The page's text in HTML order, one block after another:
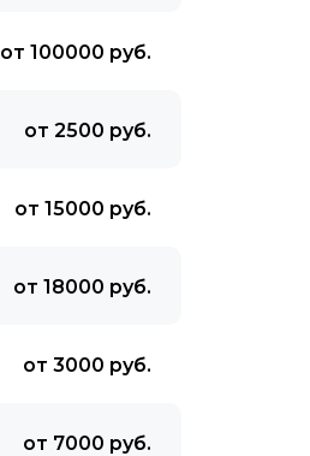
от 100000 руб.
от 2500 руб.
от 15000 руб.
от 18000 руб.
от 3000 руб.
от 7000 руб.